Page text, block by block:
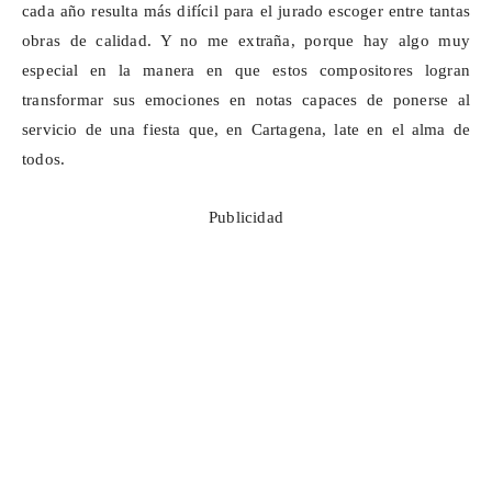
cada año resulta más difícil para el jurado escoger entre tantas
obras de calidad. Y no me extraña, porque hay algo muy
especial en la manera en que estos compositores logran
transformar sus emociones en notas capaces de ponerse al
servicio de una fiesta que, en Cartagena, late en el alma de
todos.
Publicidad